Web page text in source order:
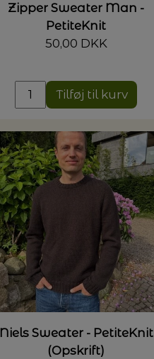
Zipper Sweater Man -
PetiteKnit
50,00 DKK
Tilføj til kurv
Niels Sweater - PetiteKnit
(Opskrift)